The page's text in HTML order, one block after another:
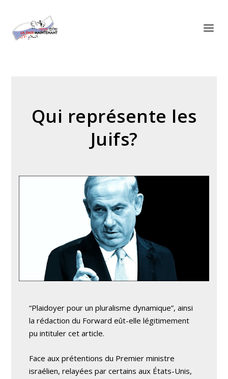
Qui représente les
Juifs?
“Plaidoyer pour un pluralisme dynamique”, ainsi
la rédaction du Forward eût-elle légitimement
pu intituler cet article.
Face aux prétentions du Premier ministre
israélien, relayées par certains aux États-Unis,